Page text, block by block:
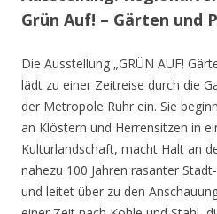
Grün Auf! – Gärten und
Die Ausstellung „GRÜN AUF!
lädt zu einer Zeitreise durch die
der Metropole Ruhr ein. Sie
an Klöstern und Herrensitzen in
Kulturlandschaft, macht Halt an
nahezu 100 Jahren rasanter
und leitet über zu den